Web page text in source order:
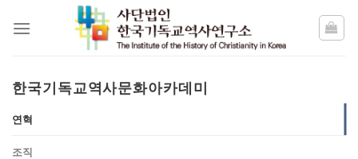
한국기독교역사문화아카데미
연혁
조직